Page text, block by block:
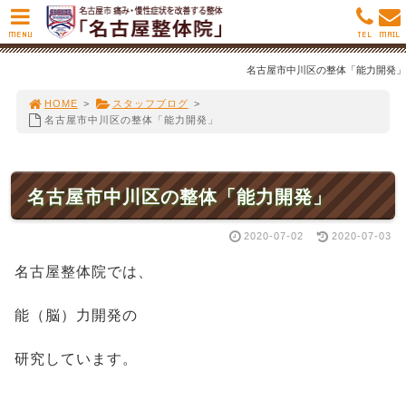
名古屋市中川区の整体「能力開発」
HOME > スタッフブログ >
名古屋市中川区の整体「能力開発」
名古屋市中川区の整体「能力開発」
2020-07-02 2020-07-03
名古屋整体院では、
能（脳）力開発の
研究しています。
MENU MAIL
TEL